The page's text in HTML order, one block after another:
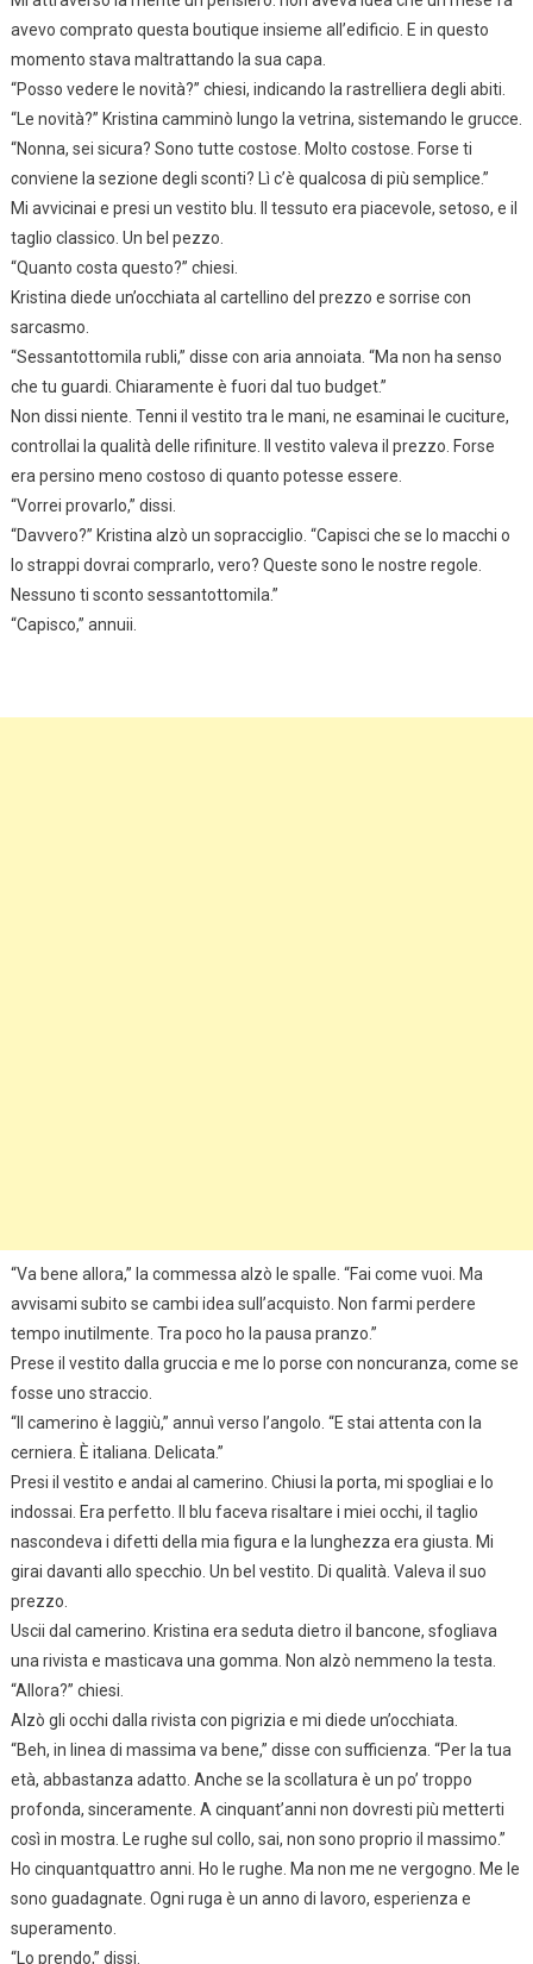
avevo comprato questa boutique insieme all’edificio. E in questo
momento stava maltrattando la sua capa.
“Posso vedere le novità?” chiesi, indicando la rastrelliera degli abiti.
“Le novità?” Kristina camminò lungo la vetrina, sistemando le grucce.
“Nonna, sei sicura? Sono tutte costose. Molto costose. Forse ti
conviene la sezione degli sconti? Lì c’è qualcosa di più semplice.”
Mi avvicinai e presi un vestito blu. Il tessuto era piacevole, setoso, e il
taglio classico. Un bel pezzo.
“Quanto costa questo?” chiesi.
Kristina diede un’occhiata al cartellino del prezzo e sorrise con
sarcasmo.
“Sessantottomila rubli,” disse con aria annoiata. “Ma non ha senso
che tu guardi. Chiaramente è fuori dal tuo budget.”
Non dissi niente. Tenni il vestito tra le mani, ne esaminai le cuciture,
controllai la qualità delle rifiniture. Il vestito valeva il prezzo. Forse
era persino meno costoso di quanto potesse essere.
“Vorrei provarlo,” dissi.
“Davvero?” Kristina alzò un sopracciglio. “Capisci che se lo macchi o
lo strappi dovrai comprarlo, vero? Queste sono le nostre regole.
Nessuno ti sconto sessantottomila.”
“Capisco,” annuii.
“Va bene allora,” la commessa alzò le spalle. “Fai come vuoi. Ma
avvisami subito se cambi idea sull’acquisto. Non farmi perdere
tempo inutilmente. Tra poco ho la pausa pranzo.”
Prese il vestito dalla gruccia e me lo porse con noncuranza, come se
fosse uno straccio.
“Il camerino è laggiù,” annuì verso l’angolo. “E stai attenta con la
cerniera. È italiana. Delicata.”
Presi il vestito e andai al camerino. Chiusi la porta, mi spogliai e lo
indossai. Era perfetto. Il blu faceva risaltare i miei occhi, il taglio
nascondeva i difetti della mia figura e la lunghezza era giusta. Mi
girai davanti allo specchio. Un bel vestito. Di qualità. Valeva il suo
prezzo.
Uscii dal camerino. Kristina era seduta dietro il bancone, sfogliava
una rivista e masticava una gomma. Non alzò nemmeno la testa.
“Allora?” chiesi.
Alzò gli occhi dalla rivista con pigrizia e mi diede un’occhiata.
“Beh, in linea di massima va bene,” disse con sufficienza. “Per la tua
età, abbastanza adatto. Anche se la scollatura è un po’ troppo
profonda, sinceramente. A cinquant’anni non dovresti più metterti
così in mostra. Le rughe sul collo, sai, non sono proprio il massimo.”
Ho cinquantquattro anni. Ho le rughe. Ma non me ne vergogno. Me le
sono guadagnate. Ogni ruga è un anno di lavoro, esperienza e
superamento.
“Lo prendo,” dissi.